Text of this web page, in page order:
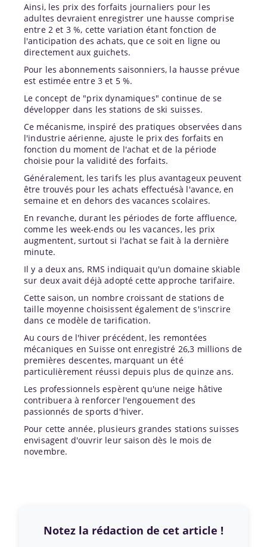
Ainsi, les prix des forfaits journaliers pour les
adultes devraient enregistrer une hausse comprise
entre 2 et 3 %, cette variation étant fonction de
l'anticipation des achats, que ce soit en ligne ou
directement aux guichets.
Pour les abonnements saisonniers, la hausse prévue
est estimée entre 3 et 5 %.
Le concept de "prix dynamiques" continue de se
développer dans les stations de ski suisses.
Ce mécanisme, inspiré des pratiques observées dans
l'industrie aérienne, ajuste le prix des forfaits en
fonction du moment de l'achat et de la période
choisie pour la validité des forfaits.
Généralement, les tarifs les plus avantageux peuvent
être trouvés pour les achats effectuésà l'avance, en
semaine et en dehors des vacances scolaires.
En revanche, durant les périodes de forte affluence,
comme les week-ends ou les vacances, les prix
augmentent, surtout si l'achat se fait à la dernière
minute.
Il y a deux ans, RMS indiquait qu'un domaine skiable
sur deux avait déjà adopté cette approche tarifaire.
Cette saison, un nombre croissant de stations de
taille moyenne choisissent également de s'inscrire
dans ce modèle de tarification.
Au cours de l'hiver précédent, les remontées
mécaniques en Suisse ont enregistré 26,3 millions de
premières descentes, marquant un été
particulièrement réussi depuis plus de quinze ans.
Les professionnels espèrent qu'une neige hâtive
contribuera à renforcer l'engouement des
passionnés de sports d'hiver.
Pour cette année, plusieurs grandes stations suisses
envisagent d'ouvrir leur saison dès le mois de
novembre.
Notez la rédaction de cet article !